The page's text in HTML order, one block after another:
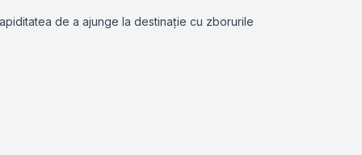
de a ajunge la destinație cu zborurile